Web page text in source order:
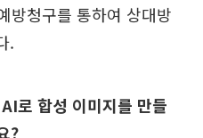
방청구를 통하여 상대방
.
로 합성 이미지를 만들
?